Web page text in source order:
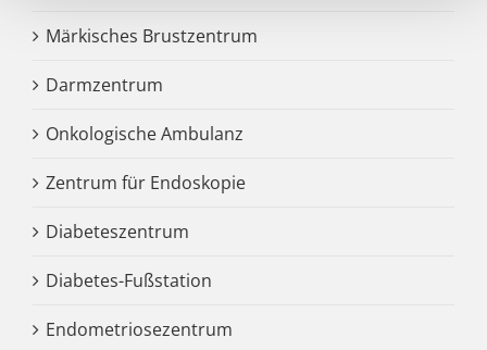
Märkisches Brustzentrum
Darmzentrum
Onkologische Ambulanz
Zentrum für Endoskopie
Diabeteszentrum
Diabetes-Fußstation
Endometriosezentrum